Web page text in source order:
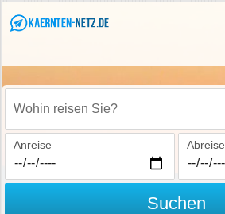
Wohin reisen Sie?
Anreise Abreise
Suchen